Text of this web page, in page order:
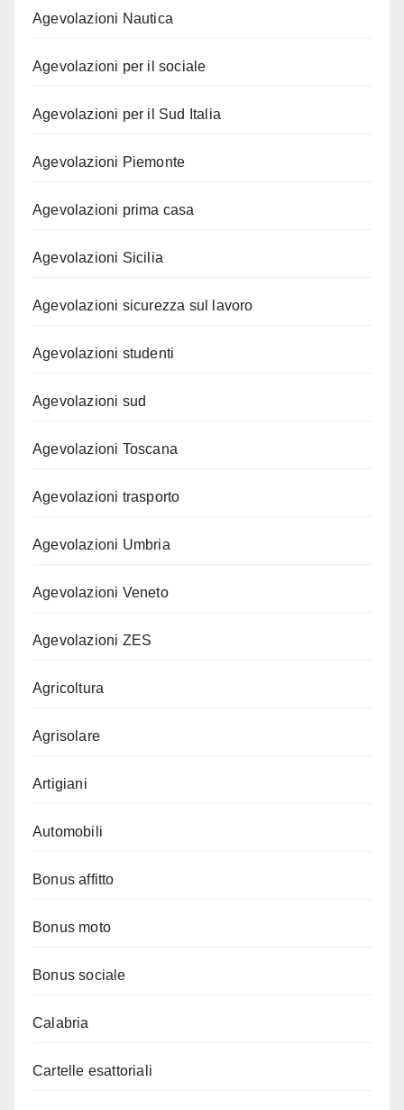
Agevolazioni Nautica
Agevolazioni per il sociale
Agevolazioni per il Sud Italia
Agevolazioni Piemonte
Agevolazioni prima casa
Agevolazioni Sicilia
Agevolazioni sicurezza sul lavoro
Agevolazioni studenti
Agevolazioni sud
Agevolazioni Toscana
Agevolazioni trasporto
Agevolazioni Umbria
Agevolazioni Veneto
Agevolazioni ZES
Agricoltura
Agrisolare
Artigiani
Automobili
Bonus affitto
Bonus moto
Bonus sociale
Calabria
Cartelle esattoriali